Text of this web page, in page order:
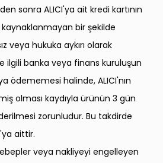
sonra ALICI'ya ait kredi kartının
kaynaklanmayan bir şekilde
veya hukuka aykırı olarak
ilgili banka veya finans kuruluşun
ödememesi halinde, ALICI'nın
olması kaydıyla ürünün 3 gün
zorunludur. Bu takdirde
aittir.
veya nakliyeyi engelleyen